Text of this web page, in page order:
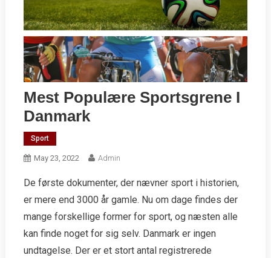
Mest Populære Sportsgrene I
Danmark
Sport
May 23, 2022 Admin
De første dokumenter, der nævner sport i historien,
er mere end 3000 år gamle. Nu om dage findes der
mange forskellige former for sport, og næsten alle
kan finde noget for sig selv. Danmark er ingen
undtagelse. Der er et stort antal registrerede